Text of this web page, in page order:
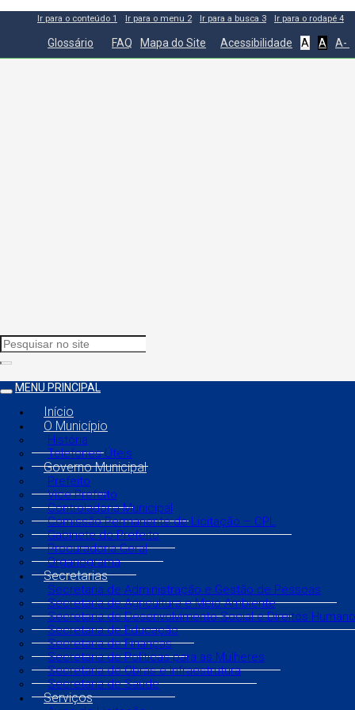
Ir para o conteúdo 1 Ir para o menu 2 Ir para a busca 3 Ir para o rodapé 4
Glossário FAQ Mapa do Site Acessibilidade A A A-
MENU PRINCIPAL
Início
O Município
História
Telefones Úteis
Governo Municipal
Prefeito
Vice Prefeito
Controladoria Municipal
Comissão Permanente de Licitação – CPL
Gabinete do Prefeito
Procuradoria Geral
Organograma
Secretarias
Secretaria de Administração e Gestão de Pessoas
Secretaria de Agricultura e Meio Ambiente
Secretaria de Desenvolvimento Social e Direitos
Secretaria de Educação
Secretaria de Finanças
Secretaria de Políticas para as Mulheres
Secretaria de Obras e Infraestrutura
Secretaria de Saúde
Serviços